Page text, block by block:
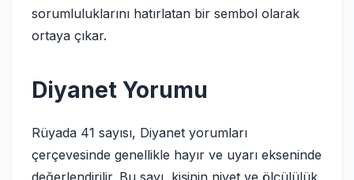
sorumluluklarını hatırlatan bir sembol olarak
ortaya çıkar.
Diyanet Yorumu
Rüyada 41 sayısı, Diyanet yorumları
çerçevesinde genellikle hayır ve uyarı ekseninde
değerlendirilir. Bu sayı, kişinin niyet ve ölçülülük